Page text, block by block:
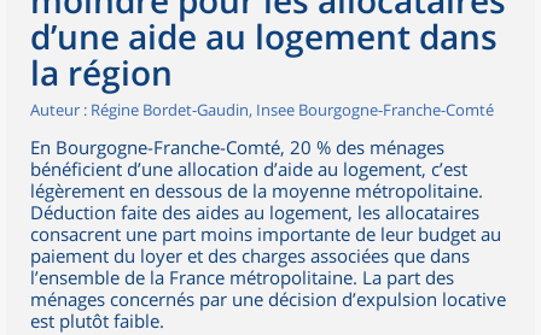
d’une aide au logement dans
la région
Auteur : Régine Bordet-Gaudin, Insee Bourgogne-Franche-Comté
En Bourgogne-Franche-Comté, 20 % des ménages
bénéficient d’une allocation d’aide au logement, c’est
légèrement en dessous de la moyenne métropolitaine.
Déduction faite des aides au logement, les allocataires
consacrent une part moins importante de leur budget au
paiement du loyer et des charges associées que dans
l’ensemble de la France métropolitaine. La part des
ménages concernés par une décision d’expulsion locative
est plutôt faible.